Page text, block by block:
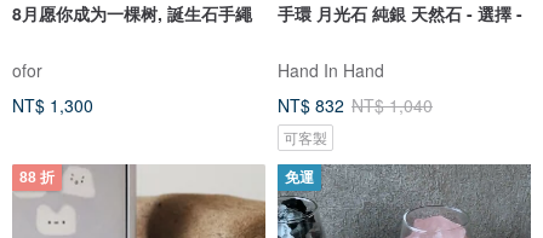
8月愿你成为一棵树, 誕生石手繩
ofor
NT$ 1,300
手環 月光石 純銀 天然石 - 選擇 -
Hand In Hand
NT$ 832 NT$ 1,040
可客製
88 折 免運